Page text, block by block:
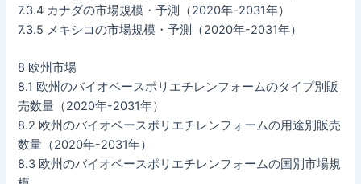
7.3.4 カナダの市場規模・予測（2020年-2031年）
7.3.5 メキシコの市場規模・予測（2020年-2031年）
8 欧州市場
8.1 欧州のバイオベースポリエチレンフォームのタイプ別販
売数量（2020年-2031年）
8.2 欧州のバイオベースポリエチレンフォームの用途別販売
数量（2020年-2031年）
8.3 欧州のバイオベースポリエチレンフォームの国別市場規